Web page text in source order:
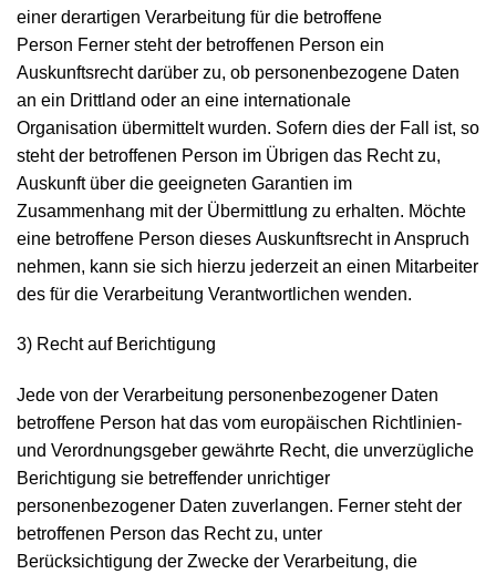
einer derartigen Verarbeitung für die betroffene
Person Ferner steht der betroffenen Person ein
Auskunftsrecht darüber zu, ob personenbezogene Daten
an ein Drittland oder an eine internationale
Organisation übermittelt wurden. Sofern dies der Fall ist, so
steht der betroffenen Person im Übrigen das Recht zu,
Auskunft über die geeigneten Garantien im
Zusammenhang mit der Übermittlung zu erhalten. Möchte
eine betroffene Person dieses Auskunftsrecht in Anspruch
nehmen, kann sie sich hierzu jederzeit an einen Mitarbeiter
des für die Verarbeitung Verantwortlichen wenden.
3) Recht auf Berichtigung
Jede von der Verarbeitung personenbezogener Daten
betroffene Person hat das vom europäischen Richtlinien-
und Verordnungsgeber gewährte Recht, die unverzügliche
Berichtigung sie betreffender unrichtiger
personenbezogener Daten zuverlangen. Ferner steht der
betroffenen Person das Recht zu, unter
Berücksichtigung der Zwecke der Verarbeitung, die